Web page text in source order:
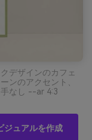
デザインのカフェ
ンのアクセント、
手なし --ar 4:3
ジュアルを作成